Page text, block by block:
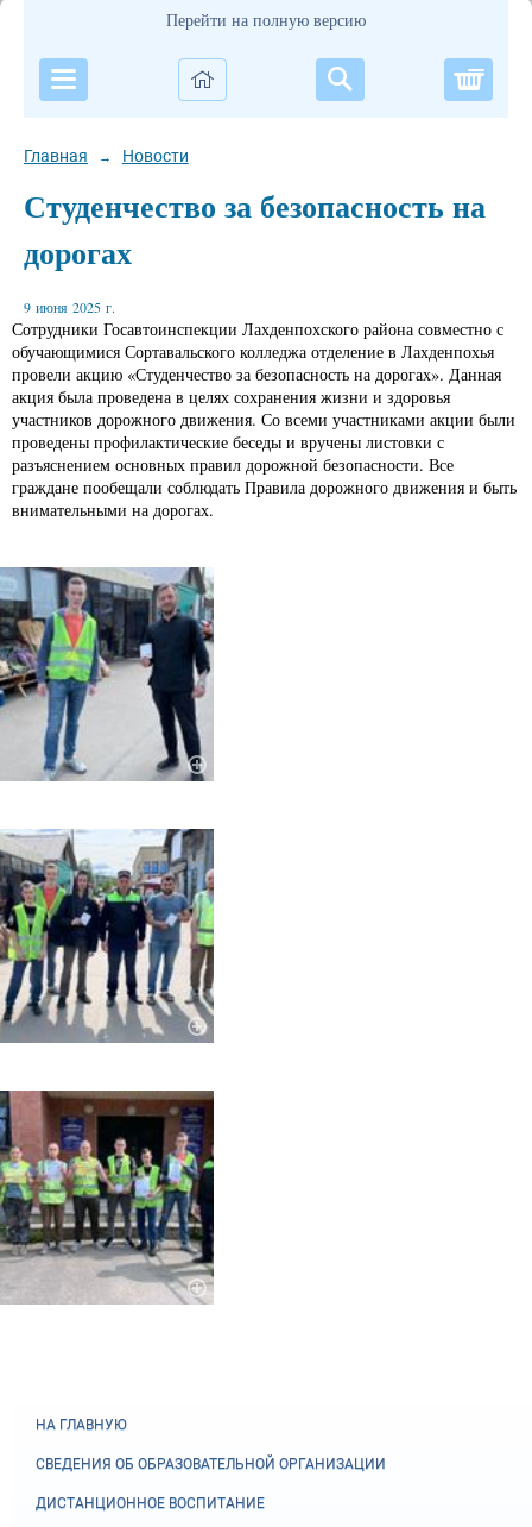
Перейти на полную версию
Главная → Новости
Студенчество за безопасность на
дорогах
9 июня 2025 г.
Сотрудники Госавтоинспекции Лахденпохского района совместно с
обучающимися Сортавальского колледжа отделение в Лахденпохья
провели акцию «Студенчество за безопасность на дорогах». Данная
акция была проведена в целях сохранения жизни и здоровья
участников дорожного движения. Со всеми участниками акции были
проведены профилактические беседы и вручены листовки с
разъяснением основных правил дорожной безопасности. Все
граждане пообещали соблюдать Правила дорожного движения и быть
внимательными на дорогах.
НА ГЛАВНУЮ
СВЕДЕНИЯ ОБ ОБРАЗОВАТЕЛЬНОЙ ОРГАНИЗАЦИИ
ДИСТАНЦИОННОЕ ВОСПИТАНИЕ